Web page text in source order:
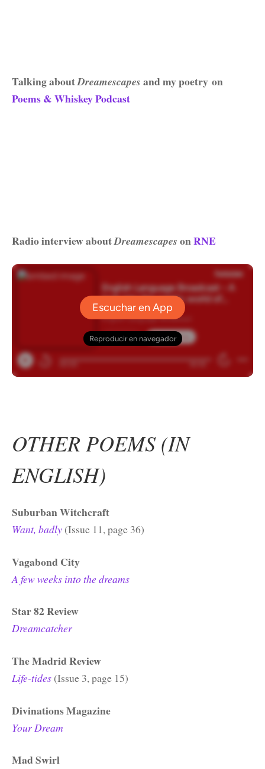
Talking aboutDreamescapes and my poetry on
Poems & Whiskey Podcast
Radio interview aboutDreamescapes onRNE
OTHER POEMS (IN
ENGLISH)
Suburban Witchcraft
Want, badly (Issue 11, page 36)
Vagabond City
A few weeks into the dreams
Star 82 Review
Dreamcatcher
The Madrid Review
Life-tides (Issue 3, page 15)
Divinations Magazine
Your Dream
Mad Swirl